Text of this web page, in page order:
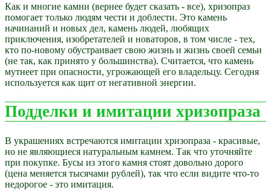
Как и многие камни (вернее будет сказать - все), хризопраз
помогает только людям чести и доблести. Это камень
начинаний и новых дел, камень людей, любящих
приключения, изобретателей и новаторов, в том числе - тех,
кто по-новому обустраивает свою жизнь и жизнь своей семьи
(не так, как принято у большинства). Считается, что камень
мутнеет при опасности, угрожающей его владельцу. Сегодня
используется как щит от негативной энергии.
Подделки и имитации хризопраза
В украшениях встречаются имитации хризопраза - красивые,
но не являющиеся натуральным камнем. Так что уточняйте
при покупке. Бусы из этого камня стоят довольно дорого
(цена меняется тысячами рублей), так что если видите что-то
недорогое - это имитация.